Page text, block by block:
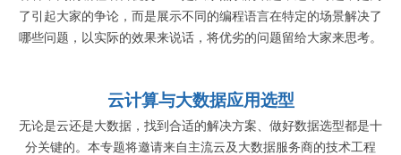
了引起大家的争论，而是展示不同的编程语言在特定的场景解决了
哪些问题，以实际的效果来说话，将优劣的问题留给大家来思考。
云计算与大数据应用选型
无论是云还是大数据，找到合适的解决方案、做好数据选型都是十
分关键的。本专题将邀请来自主流云及大数据服务商的技术工程